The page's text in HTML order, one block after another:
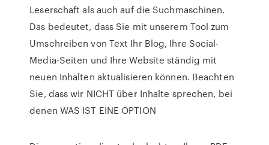
Leserschaft als auch auf die Suchmaschinen.
Das bedeutet, dass Sie mit unserem Tool zum
Umschreiben von Text Ihr Blog, Ihre Social-
Media-Seiten und Ihre Website ständig mit
neuen Inhalten aktualisieren können. Beachten
Sie, dass wir NICHT über Inhalte sprechen, bei
denen WAS IST EINE OPTION